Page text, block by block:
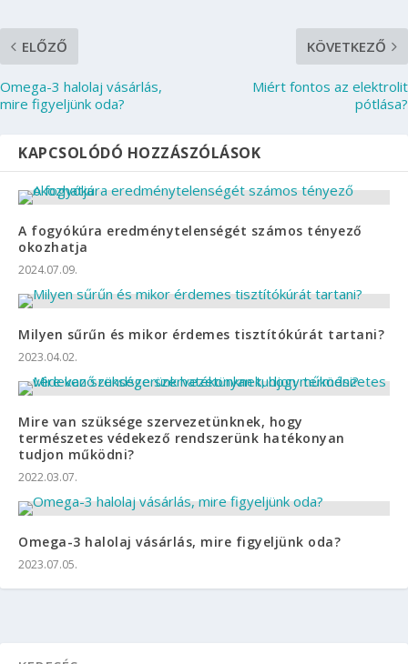
ELŐZŐ
Omega-3 halolaj vásárlás,
mire figyeljünk oda?
KÖVETKEZŐ
Miért fontos az elektrolit
pótlása?
KAPCSOLÓDÓ HOZZÁSZÓLÁSOK
A fogyókúra eredménytelenségét számos tényező
okozhatja
2024.07.09.
Milyen sűrűn és mikor érdemes tisztítókúrát tartani?
2023.04.02.
Mire van szüksége szervezetünknek, hogy
természetes védekező rendszerünk hatékonyan
tudjon működni?
2022.03.07.
Omega-3 halolaj vásárlás, mire figyeljünk oda?
2023.07.05.